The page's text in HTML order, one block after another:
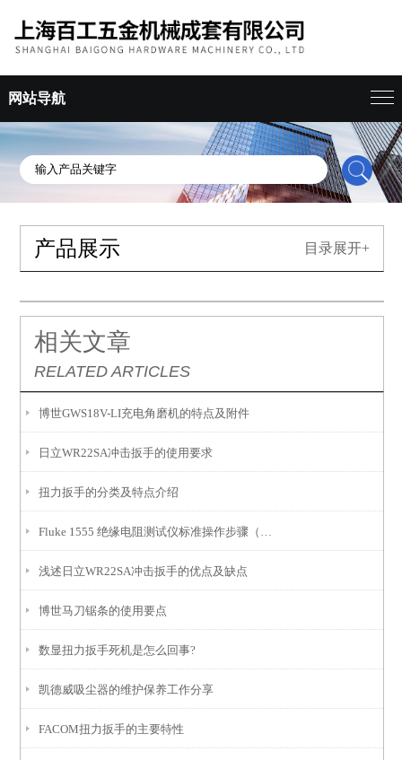
网站导航
产品展示 目录展开+
相关文章
RELATED ARTICLES
博世GWS18V-LI充电角磨机的特点及附件
日立WR22SA冲击扳手的使用要求
扭力扳手的分类及特点介绍
浅述日立WR22SA冲击扳手的优点及缺点
博世马刀锯条的使用要点
数显扭力扳手死机是怎么回事?
凯德威吸尘器的维护保养工作分享
FACOM扭力扳手的主要特性